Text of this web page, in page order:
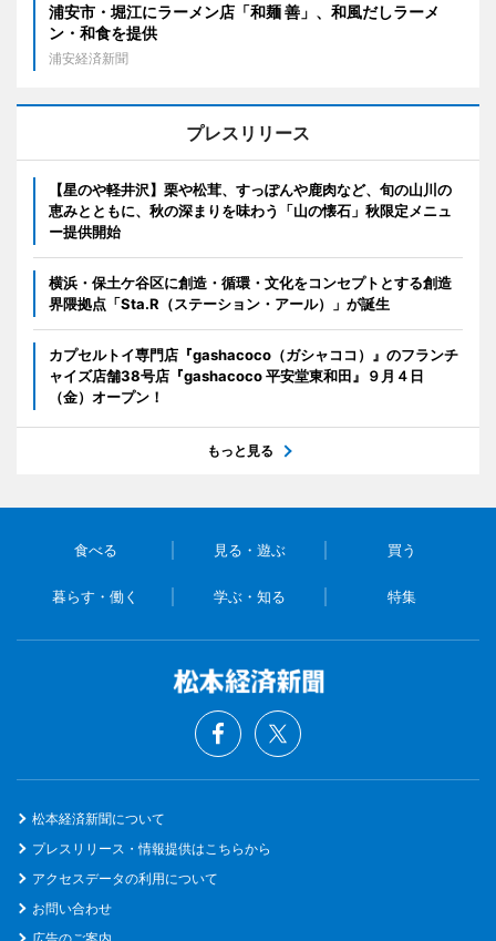
浦安市・堀江にラーメン店「和麺 善」、和風だしラーメ
ン・和食を提供
浦安経済新聞
プレスリリース
【星のや軽井沢】栗や松茸、すっぽんや鹿肉など、旬の山川の
恵みとともに、秋の深まりを味わう「山の懐石」秋限定メニュ
ー提供開始
横浜・保土ケ谷区に創造・循環・文化をコンセプトとする創造
界隈拠点「Sta.R（ステーション・アール）」が誕生
カプセルトイ専門店『gashacoco（ガシャココ）』のフランチ
ャイズ店舗38号店『gashacoco 平安堂東和田』９月４日
（金）オープン！
もっと見る
食べる 見る・遊ぶ 買う
暮らす・働く 学ぶ・知る 特集
松本経済新聞について
プレスリリース・情報提供はこちらから
アクセスデータの利用について
お問い合わせ
広告のご案内